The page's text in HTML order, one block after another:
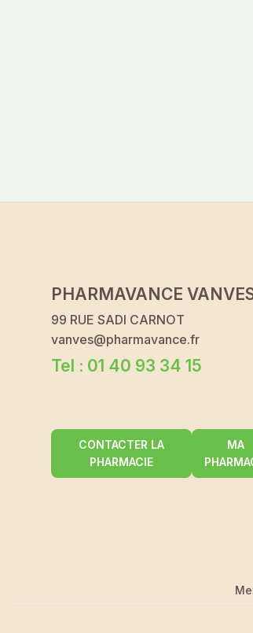
PHARMAVANCE
99 RUE SADI CARNOT
vanves@pharmavance.fr
Tel : 01 40 93 34 15
CONTACTER LA
PHARMACIE
MA